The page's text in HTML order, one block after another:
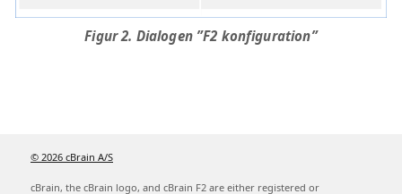
Figur 2. Dialogen ”F2 konfiguration”
© 2026 cBrain A/S
cBrain, the cBrain logo, and cBrain F2 are either registered or